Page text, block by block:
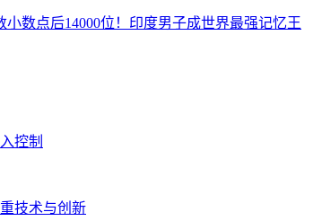
小数点后14000位！印度男子成世界最强记忆王
控制
技术与创新